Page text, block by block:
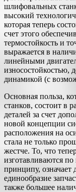
шлифовальных
высокий
которая теперь
счет этого
термостойкость и
выражается в
линейными
износостойкостью,
динамикой (с
Основная польза,
станков, состоит в
деталей за счет
новой концепции
расположения на
стала не только
жестче. То, что
изготавливаются
принципу, означает
единообразие
также большее